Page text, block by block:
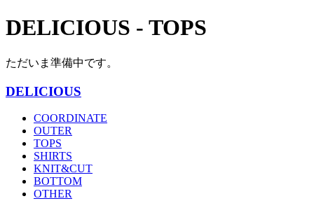
DELICIOUS - TOPS
ただいま準備中です。
DELICIOUS
COORDINATE
OUTER
TOPS
SHIRTS
KNIT&CUT
BOTTOM
OTHER